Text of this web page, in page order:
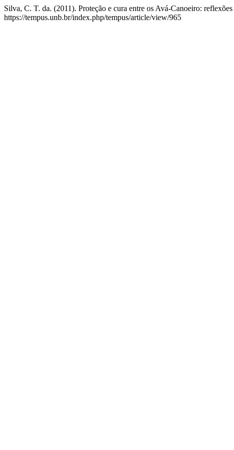
Silva, C. T. da. (2011). Proteção e cura entre os Avá-Canoeiro: reflexões
https://tempus.unb.br/index.php/tempus/article/view/965